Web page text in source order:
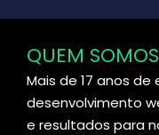
QUEM SOMOS
Mais de 17 anos
desenvolvimento
e resultados para